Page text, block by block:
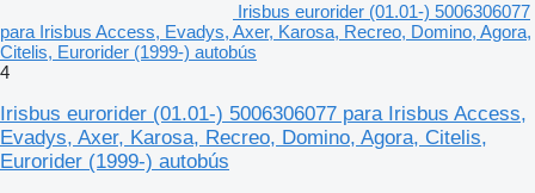
Irisbus eurorider (01.01-) 5006306077
para Irisbus Access, Evadys, Axer, Karosa, Recreo, Domino, Agora,
Citelis, Eurorider (1999-) autobús
4
Irisbus eurorider (01.01-) 5006306077 para Irisbus Access,
Evadys, Axer, Karosa, Recreo, Domino, Agora, Citelis,
Eurorider (1999-) autobús